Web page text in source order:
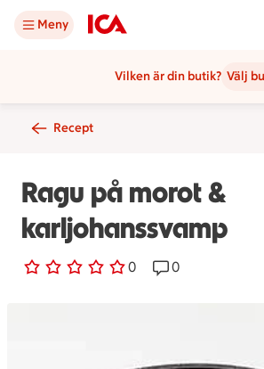
Meny
Vilken är din butik? Välj
Recept
Ragu på morot &
karljohanssvamp
0
0 personer har röstatReceptet har 0
0